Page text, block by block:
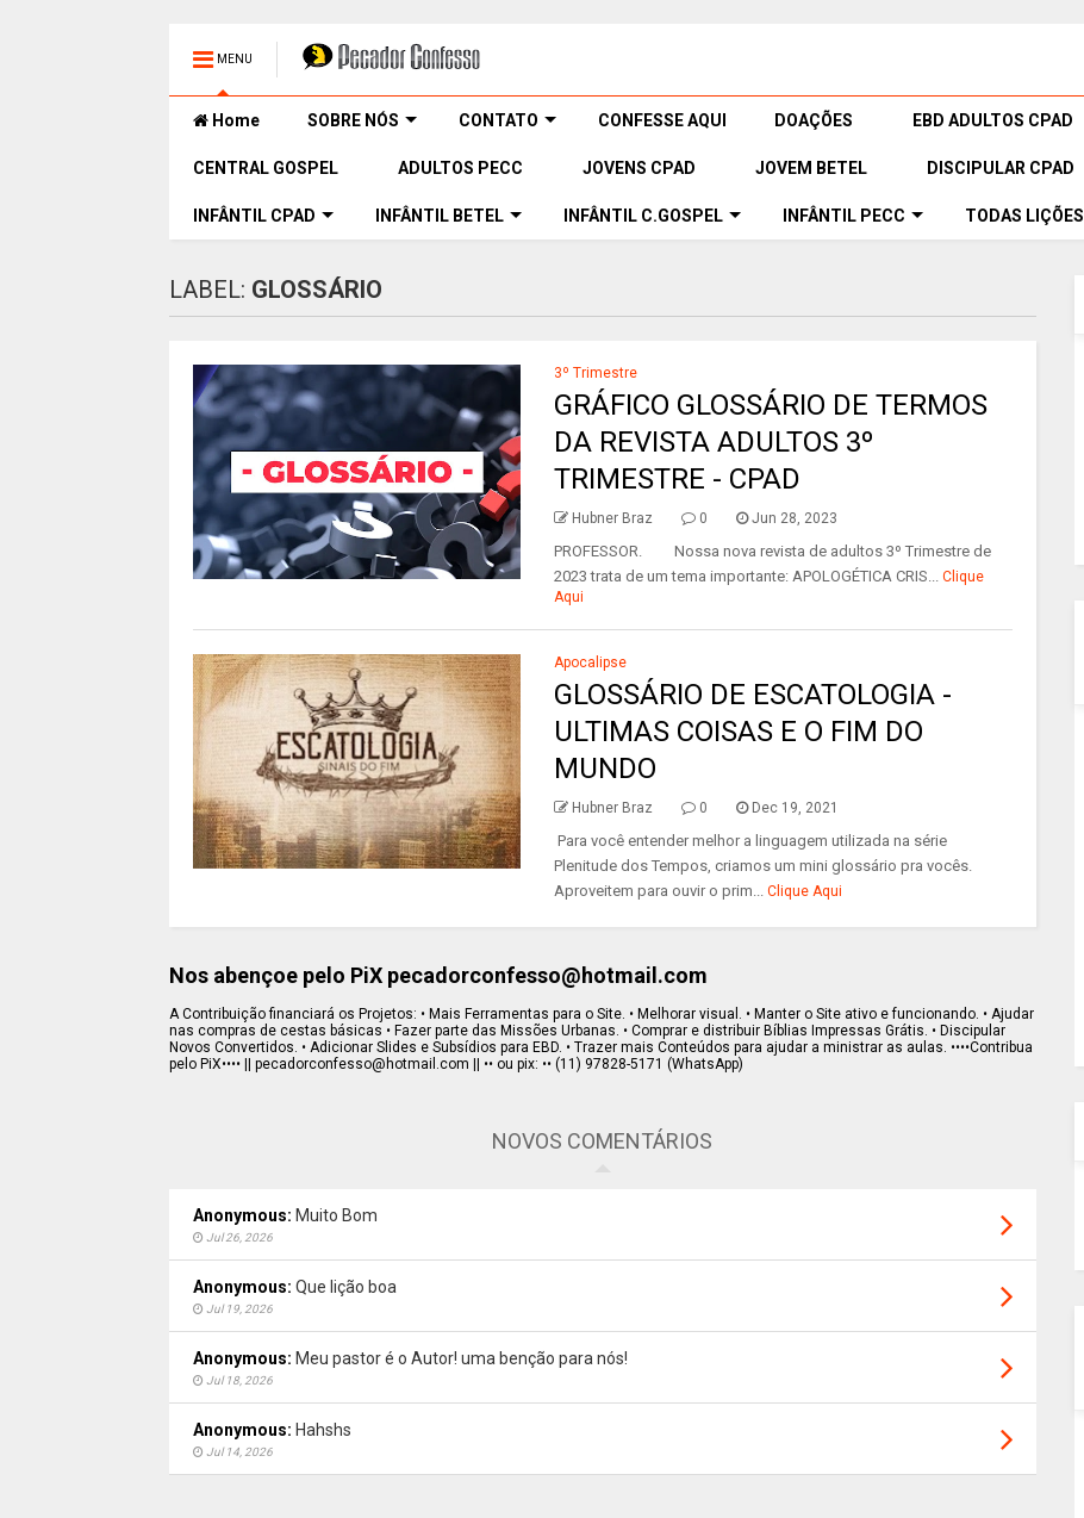
MENU
Home SOBRE NÓS CONTATO CONFESSE AQUI DOAÇÕES EBD ADULTOS CPAD
CENTRAL GOSPEL ADULTOS PECC JOVENS CPAD JOVEM BETEL DISCIPULAR CPAD
INFÂNTIL CPAD INFÂNTIL BETEL INFÂNTIL C.GOSPEL INFÂNTIL PECC TODAS LIÇÕES
LABEL: GLOSSÁRIO
3º Trimestre
GRÁFICO GLOSSÁRIO DE TERMOS
DA REVISTA ADULTOS 3º
TRIMESTRE - CPAD
Hubner Braz 0 Jun 28, 2023
PROFESSOR. Nossa nova revista de adultos 3º Trimestre de
2023 trata de um tema importante: APOLOGÉTICA CRIS... Clique
Aqui
Apocalipse
GLOSSÁRIO DE ESCATOLOGIA -
ULTIMAS COISAS E O FIM DO
MUNDO
Hubner Braz 0 Dec 19, 2021
Para você entender melhor a linguagem utilizada na série
Plenitude dos Tempos, criamos um mini glossário pra vocês.
Aproveitem para ouvir o prim... Clique Aqui
Nos abençoe pelo PiX pecadorconfesso@hotmail.com
A Contribuição financiará os Projetos: • Mais Ferramentas para o Site. • Melhorar visual. • Manter o Site ativo e funcionando. • Ajudar
nas compras de cestas básicas • Fazer parte das Missões Urbanas. • Comprar e distribuir Bíblias Impressas Grátis. • Discipular
Novos Convertidos. • Adicionar Slides e Subsídios para EBD. • Trazer mais Conteúdos para ajudar a ministrar as aulas. ••••Contribua
pelo PiX•••• || pecadorconfesso@hotmail.com || •• ou pix: •• (11) 97828-5171 (WhatsApp)
NOVOS COMENTÁRIOS
Anonymous: Muito Bom
Jul 26, 2026
Anonymous: Que lição boa
Jul 19, 2026
Anonymous: Meu pastor é o Autor! uma benção para nós!
Jul 18, 2026
Anonymous: Hahshs
Jul 14, 2026